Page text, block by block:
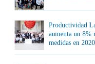
Productividad
aumenta un 8%
medidas en 2020